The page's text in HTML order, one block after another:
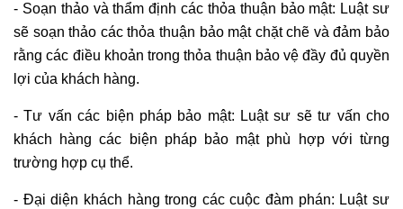
- Soạn thảo và thẩm định các thỏa thuận bảo mật: Luật sư
sẽ soạn thảo các thỏa thuận bảo mật chặt chẽ và đảm bảo
rằng các điều khoản trong thỏa thuận bảo vệ đầy đủ quyền
lợi của khách hàng.
- Tư vấn các biện pháp bảo mật: Luật sư sẽ tư vấn cho
khách hàng các biện pháp bảo mật phù hợp với từng
trường hợp cụ thể.
- Đại diện khách hàng trong các cuộc đàm phán: Luật sư